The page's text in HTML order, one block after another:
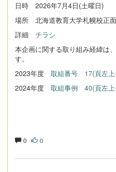
日時 2026年7月4日(土曜日)
場所 北海道教育大学札幌校正
詳細 チラシ
本企画に関する取り組み経緯は
す。
2023年度 取組番号 17(頁左上
2024年度 取組事例 40(頁左上
0 0